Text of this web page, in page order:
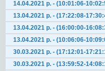
14.04.2021 р. - (10:01:06-
13.04.2021 р. - (17:22:08-
13.04.2021 р. - (16:00:00-
13.04.2021 р. - (10:06:06-
30.03.2021 р. - (17:12:01-
30.03.2021 р. - (13:59:52-